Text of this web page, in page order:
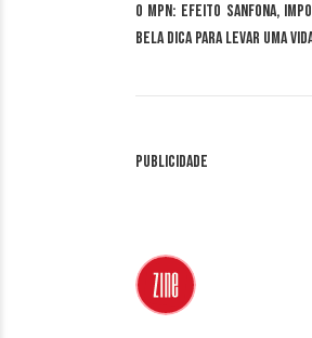
o MPN: efeito sanfona,
bela dica para levar uma
Publicidade